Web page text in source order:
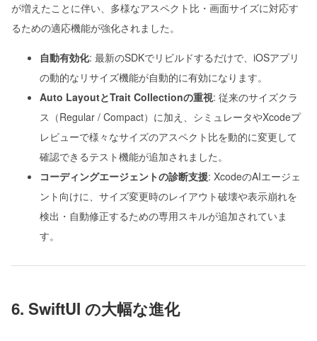
が増えたことに伴い、多様なアスペクト比・画面サイズに対応す
るための適応機能が強化されました。
自動有効化: 最新のSDKでリビルドするだけで、iOSアプリ
の動的なリサイズ機能が自動的に有効になります。
Auto LayoutとTrait Collectionの重視: 従来のサイズクラ
ス（Regular / Compact）に加え、シミュレータやXcodeプ
レビューで様々なサイズのアスペクト比を動的に変更して
確認できるテスト機能が追加されました。
コーディングエージェントの診断支援: XcodeのAIエージェ
ント向けに、サイズ変更時のレイアウト破壊や表示崩れを
検出・自動修正するための専用スキルが追加されていま
す。
6. SwiftUI の大幅な進化